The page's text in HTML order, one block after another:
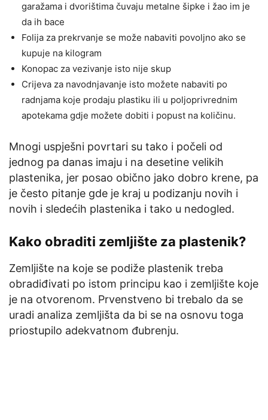
garažama i dvorištima čuvaju metalne šipke i žao im je
da ih bace
Folija za prekrvanje se može nabaviti povoljno ako se
kupuje na kilogram
Konopac za vezivanje isto nije skup
Crijeva za navodnjavanje isto možete nabaviti po
radnjama koje prodaju plastiku ili u poljoprivrednim
apotekama gdje možete dobiti i popust na količinu.
Mnogi uspješni povrtari su tako i počeli od
jednog pa danas imaju i na desetine velikih
plastenika, jer posao obično jako dobro krene, pa
je često pitanje gde je kraj u podizanju novih i
novih i sledećih plastenika i tako u nedogled.
Kako obraditi zemljište za plastenik?
Zemljište na koje se podiže plastenik treba
obradiđivati po istom principu kao i zemljište koje
je na otvorenom. Prvenstveno bi trebalo da se
uradi analiza zemljišta da bi se na osnovu toga
priostupilo adekvatnom đubrenju.